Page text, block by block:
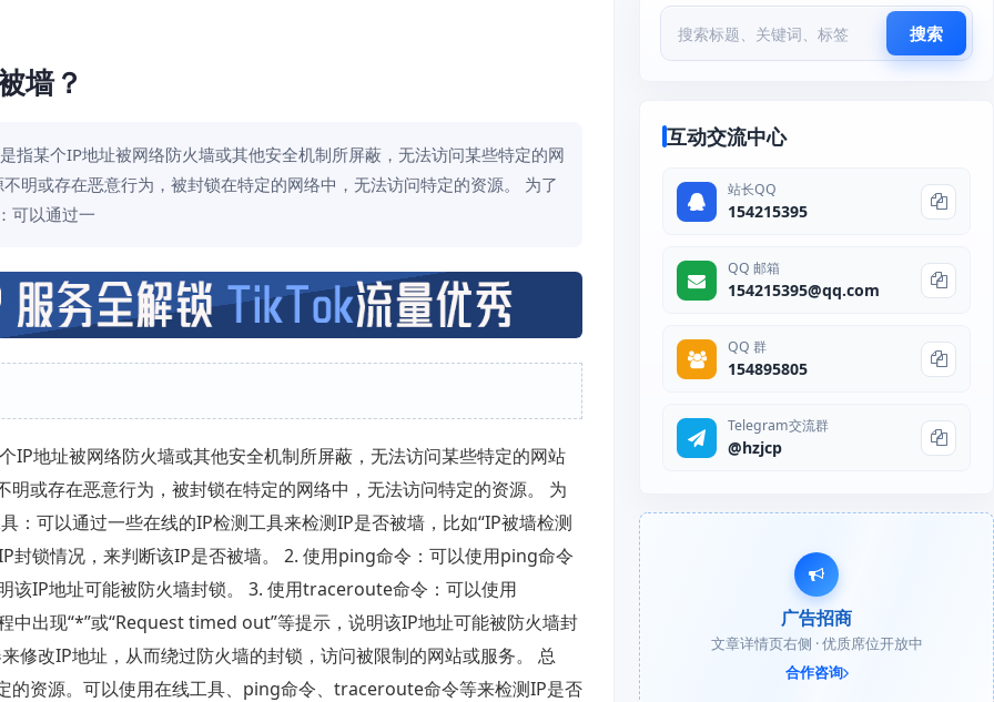
墙？
指某个IP地址被网络防火墙或其他安全机制所屏蔽，无法访问某些特定的网
明或存在恶意行为，被封锁在特定的网络中，无法访问特定的资源。 为了
可以通过一
IP地址被网络防火墙或其他安全机制所屏蔽，无法访问某些特定的网站
或存在恶意行为，被封锁在特定的网络中，无法访问特定的资源。 为
：可以通过一些在线的IP检测工具来检测IP是否被墙，比如“IP被墙检测
封锁情况，来判断该IP是否被墙。 2. 使用ping命令：可以使用ping命令
该IP地址可能被防火墙封锁。 3. 使用traceroute命令：可以使用
出现“*”或“Request timed out”等提示，说明该IP地址可能被防火墙封
修改IP地址，从而绕过防火墙的封锁，访问被限制的网站或服务。 总
的资源。可以使用在线工具、ping命令、traceroute命令等来检测IP是否
搜索
互动交流中心
站长QQ
154215395
QQ 邮箱
154215395@qq.com
QQ 群
154895805
Telegram交流群
@hzjcp
广告招商
文章详情页右侧 · 优质席位开放中
合作咨询